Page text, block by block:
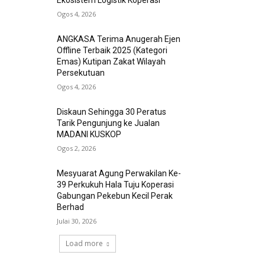
Ogos 4, 2026
ANGKASA Terima Anugerah Ejen
Offline Terbaik 2025 (Kategori
Emas) Kutipan Zakat Wilayah
Persekutuan
Ogos 4, 2026
Diskaun Sehingga 30 Peratus
Tarik Pengunjung ke Jualan
MADANI KUSKOP
Ogos 2, 2026
Mesyuarat Agung Perwakilan Ke-
39 Perkukuh Hala Tuju Koperasi
Gabungan Pekebun Kecil Perak
Berhad
Julai 30, 2026
Load more